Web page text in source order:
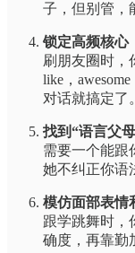
子，但别管，
锁定高频核心
刷朋友圈时，
like，
对话就搞定了。
找到“语言父
需要一个能跟
她不纠正你语
模仿面部表情
跟学跳舞时，
确度，再靠勤